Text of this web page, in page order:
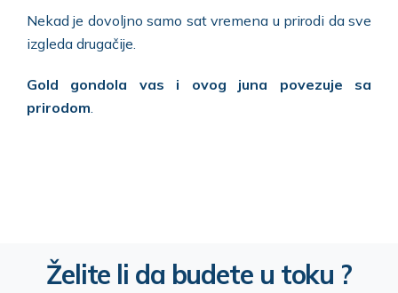
Nekad je dovoljno samo sat vremena u prirodi da sve
izgleda drugačije.
Gold gondola vas i ovog juna povezuje sa
prirodom.
Želite li da budete u toku ?